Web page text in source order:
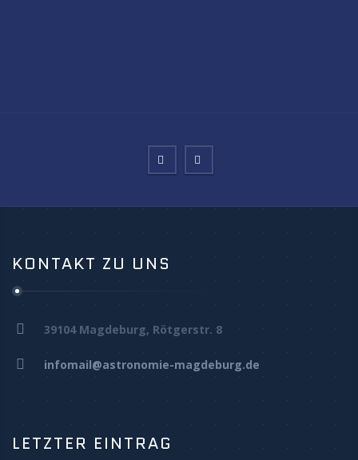
KONTAKT ZU UNS
39104 Magdeburg, Rötgerstr. 8
infomail@astronomie-magdeburg.de
LETZTER EINTRAG